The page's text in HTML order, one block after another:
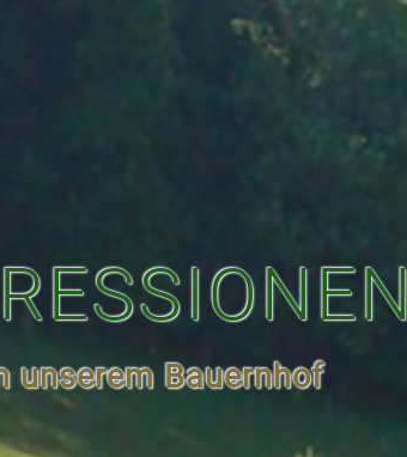
unserem Bauernhof